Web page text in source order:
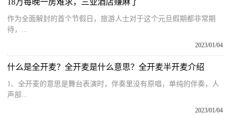
18万每晚一房难求，三亚酒店赚麻了
作为全面解封的首个节假日，旅游人士对于这个元旦假期都非常期
待，...
2023/01/04
什么是全开麦？全开麦是什么意思？全开麦半开麦介绍
1、全开麦的意思是舞台表演时，伴奏里没有原唱，单纯的伴奏，人
声部...
2023/01/04